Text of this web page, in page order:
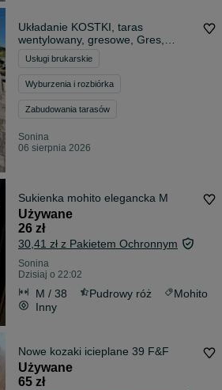
Układanie KOSTKI, taras
wentylowany, gresowe, Gres,
Łańcut, Rzeszów
Usługi brukarskie
Wyburzenia i rozbiórka
Zabudowania tarasów
Sonina
06 sierpnia 2026
Sukienka mohito elegancka M
Używane
26 zł
30,41 zł z Pakietem Ochronnym
Sonina
Dzisiaj o 22:02
M / 38 Pudrowy róż
Mohito
Inny
Nowe kozaki icieplane 39 F&F
Używane
65 zł